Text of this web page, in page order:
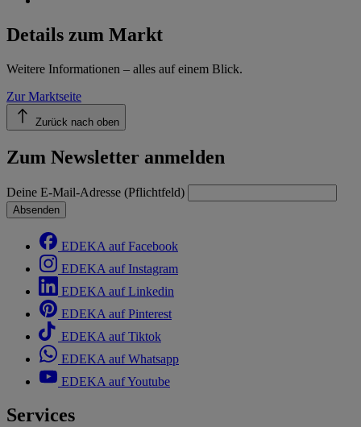
Details zum Markt
Weitere Informationen – alles auf einem Blick.
Zur Marktseite
Zurück nach oben
Zum Newsletter anmelden
Deine E-Mail-Adresse (Pflichtfeld)
Absenden
EDEKA auf Facebook
EDEKA auf Instagram
EDEKA auf Linkedin
EDEKA auf Pinterest
EDEKA auf Tiktok
EDEKA auf Whatsapp
EDEKA auf Youtube
Services